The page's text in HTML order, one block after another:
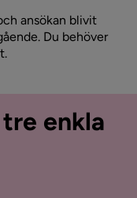
ansökan blivit
Du behöver
enkla